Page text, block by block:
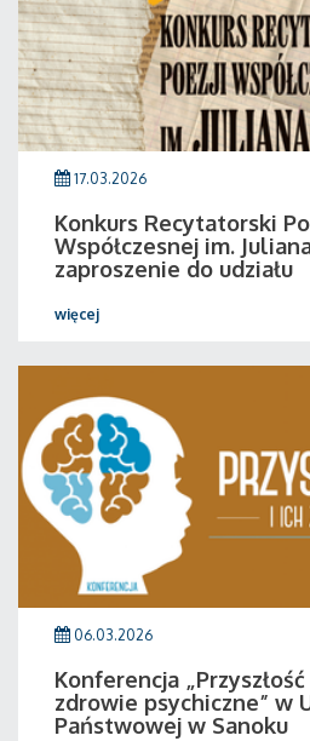
17.03.2026
Konkurs Recytatorski
Współczesnej im.
zaproszenie do udziału
więcej
06.03.2026
Konferencja
zdrowie psychiczne” w
Państwowej w Sanoku